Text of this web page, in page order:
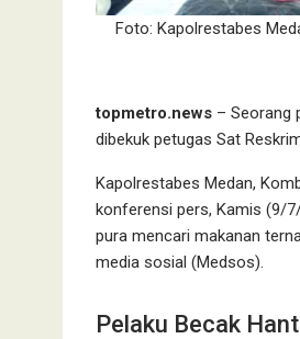
topmetro.news – Seorang
dibekuk petugas Sat
Kapolrestabes Medan,
konferensi pers, Kamis (9/
pura mencari makanan
media sosial (Medsos).
Pelaku Becak